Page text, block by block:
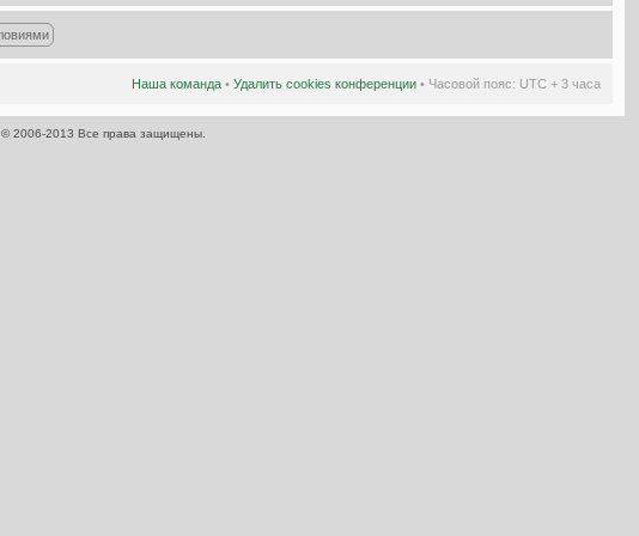
Наша команда • Удалить cookies конференции • Часовой пояс: UTC + 3 часа
© 2006-2013 Все права защищены.